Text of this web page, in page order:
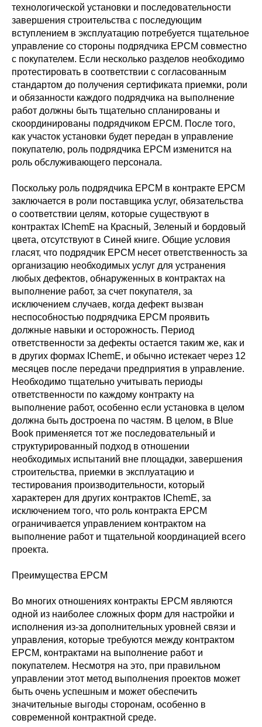
технологической установки и последовательности
завершения строительства с последующим
вступлением в эксплуатацию потребуется тщательное
управление со стороны подрядчика EPCM совместно
с покупателем. Если несколько разделов необходимо
протестировать в соответствии с согласованным
стандартом до получения сертификата приемки, роли
и обязанности каждого подрядчика на выполнение
работ должны быть тщательно спланированы и
скоординированы подрядчиком EPCM. После того,
как участок установки будет передан в управление
покупателю, роль подрядчика EPCM изменится на
роль обслуживающего персонала.
Поскольку роль подрядчика EPCM в контракте EPCM
заключается в роли поставщика услуг, обязательства
о соответствии целям, которые существуют в
контрактах IChemE на Красный, Зеленый и бордовый
цвета, отсутствуют в Синей книге. Общие условия
гласят, что подрядчик EPCM несет ответственность за
организацию необходимых услуг для устранения
любых дефектов, обнаруженных в контрактах на
выполнение работ, за счет покупателя, за
исключением случаев, когда дефект вызван
неспособностью подрядчика EPCM проявить
должные навыки и осторожность. Период
ответственности за дефекты остается таким же, как и
в других формах IChemE, и обычно истекает через 12
месяцев после передачи предприятия в управление.
Необходимо тщательно учитывать периоды
ответственности по каждому контракту на
выполнение работ, особенно если установка в целом
должна быть достроена по частям. В целом, в Blue
Book применяется тот же последовательный и
структурированный подход в отношении
необходимых испытаний вне площадки, завершения
строительства, приемки в эксплуатацию и
тестирования производительности, который
характерен для других контрактов IChemE, за
исключением того, что роль контракта EPCM
ограничивается управлением контрактом на
выполнение работ и тщательной координацией всего
проекта.
Преимущества EPCM
Во многих отношениях контракты EPCM являются
одной из наиболее сложных форм для настройки и
исполнения из-за дополнительных уровней связи и
управления, которые требуются между контрактом
EPCM, контрактами на выполнение работ и
покупателем. Несмотря на это, при правильном
управлении этот метод выполнения проектов может
быть очень успешным и может обеспечить
значительные выгоды сторонам, особенно в
современной контрактной среде.